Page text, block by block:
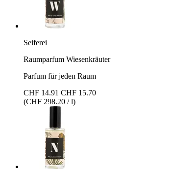
Seiferei
Raumparfum Wiesenkräuter
Parfum für jeden Raum
CHF 14.91 CHF 15.70
(CHF 298.20 / l)